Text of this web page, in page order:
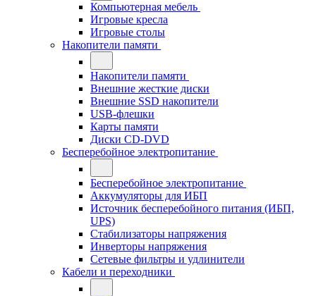
Компьютерная мебель
Игровые кресла
Игровые столы
Накопители памяти
Накопители памяти
Внешние жесткие диски
Внешние SSD накопители
USB-флешки
Карты памяти
Диски CD-DVD
Бесперебойное электропитание
Бесперебойное электропитание
Аккумуляторы для ИБП
Источник бесперебойного питания (ИБП,
UPS)
Стабилизаторы напряжения
Инверторы напряжения
Сетевые фильтры и удлинители
Кабели и переходники